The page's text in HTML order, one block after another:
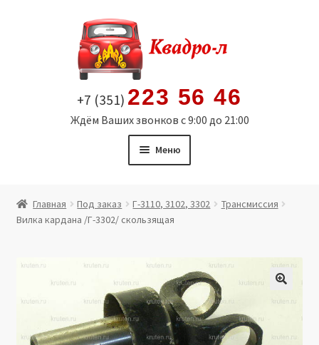
содержимому
+7 (351) 223 56 46
Ждём Ваших звонков с 9:00 до 21:00
Меню
Витрина
Мой аккаунт
Политика в отношении обработки персональных
данных
Главная Под заказ Г-3110, 3102, 3302
Трансмиссия
Вилка кардана /Г-3302/ скользящая
🔍